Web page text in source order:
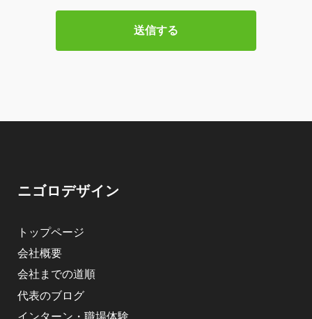
ニゴロデザイン
トップページ
会社概要
会社までの道順
代表のブログ
インターン・職場体験